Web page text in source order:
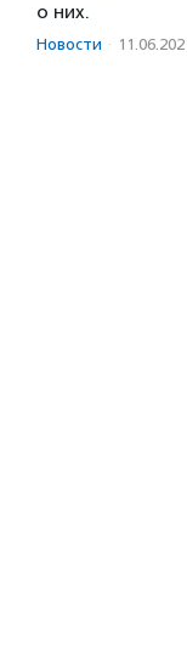
о них.
Новости ·